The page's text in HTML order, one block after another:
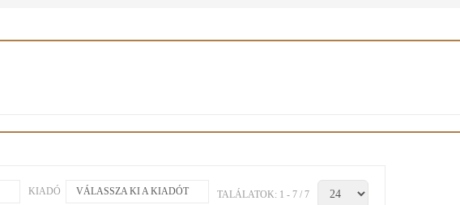
KIADÓ VÁLASSZA KI A KIADÓT TALÁLATOK: 1 - 7 / 7